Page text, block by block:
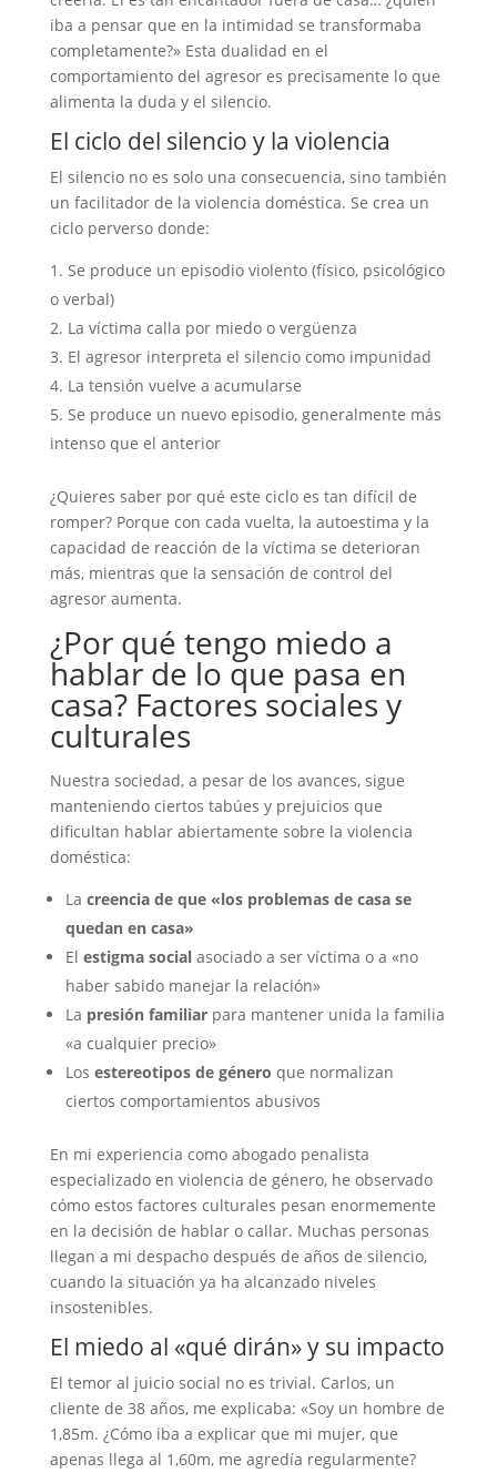
iba a pensar que en la intimidad se transformaba
completamente?» Esta dualidad en el
comportamiento del agresor es precisamente lo que
alimenta la duda y el silencio.
El ciclo del silencio y la violencia
El silencio no es solo una consecuencia, sino también
un facilitador de la violencia doméstica. Se crea un
ciclo perverso donde:
Se produce un episodio violento (físico, psicológico
o verbal)
La víctima calla por miedo o vergüenza
El agresor interpreta el silencio como impunidad
La tensión vuelve a acumularse
Se produce un nuevo episodio, generalmente más
intenso que el anterior
¿Quieres saber por qué este ciclo es tan difícil de
romper? Porque con cada vuelta, la autoestima y la
capacidad de reacción de la víctima se deterioran
más, mientras que la sensación de control del
agresor aumenta.
¿Por qué tengo miedo a
hablar de lo que pasa en
casa? Factores sociales y
culturales
Nuestra sociedad, a pesar de los avances, sigue
manteniendo ciertos tabúes y prejuicios que
dificultan hablar abiertamente sobre la violencia
doméstica:
La creencia de que «los problemas de casa se
quedan en casa»
El estigma socialasociado a ser víctima o a «no
haber sabido manejar la relación»
La presión familiarpara mantener unida la familia
«a cualquier precio»
Los estereotipos de género que normalizan
ciertos comportamientos abusivos
En mi experiencia como abogado penalista
especializado en violencia de género, he observado
cómo estos factores culturales pesan enormemente
en la decisión de hablar o callar. Muchas personas
llegan a mi despacho después de años de silencio,
cuando la situación ya ha alcanzado niveles
insostenibles.
El miedo al «qué dirán» y su impacto
El temor al juicio social no es trivial. Carlos, un
cliente de 38 años, me explicaba: «Soy un hombre de
1,85m. ¿Cómo iba a explicar que mi mujer, que
apenas llega al 1,60m, me agredía regularmente?